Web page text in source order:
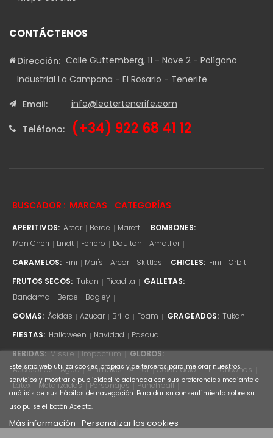
CONTÁCTENOS
Dirección: Calle Guttemberg, 11 - Nave 2 - Polígono
Industrial La Campana - El Rosario - Tenerife
Email: info@leotertenerife.com
Teléfono: (+34) 922 68 41 12
Este sitio web utiliza cookies propias y de terceros para mejorar nuestros
servicios y mostrarle publicidad relacionada con sus preferencias mediante el
análisis de sus hábitos de navegación. Para dar su consentimiento sobre su
uso pulse el botón Acepto.
Más información Personalizar las cookies
BUSCADOR : MARCAS CATEGORÍAS
APERITIVOS: Arcor Berde Maretti
BOMBONES:
Mon Cheri
Lindt Ferrero Doulton
Amatller
CARAMELOS: Fini Mar's Arcor Skittles CHICLES: Fini
Orbit
FRUTOS SECOS: Tukan Picadita
GALLETAS:
Bandama
Berde
Bagley
GOMAS: Ácidas Azucar Brillo Foam GRAGEADOS: Tukan
FIESTAS: Halloween Navidad
Pascua
BEBIDAS: Missile Impactum
GLOBOS:
Accesorios
Agua Animales Amor Celebración
Emoticonos
Látex
Metalizados Personajes Punchball